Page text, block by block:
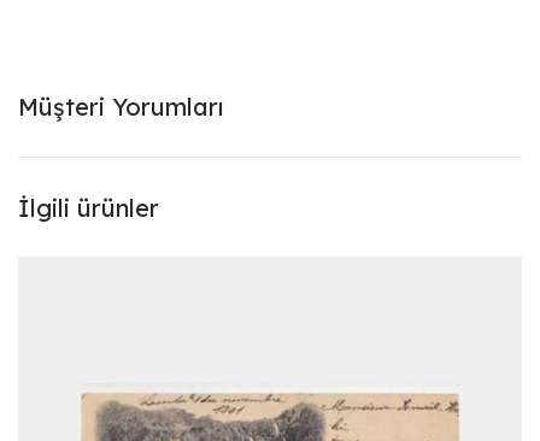
Müşteri Yorumları
İlgili ürünler